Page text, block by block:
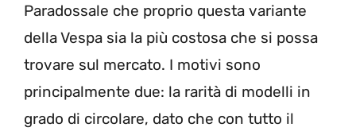
Paradossale che proprio questa variante
della Vespa sia la più costosa che si possa
trovare sul mercato. I motivi sono
principalmente due: la rarità di modelli in
grado di circolare, dato che con tutto il